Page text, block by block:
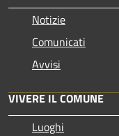
Notizie
Comunicati
Avvisi
VIVERE IL COMUNE
Luoghi